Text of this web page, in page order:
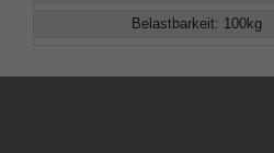
Belastbarkeit: 100kg